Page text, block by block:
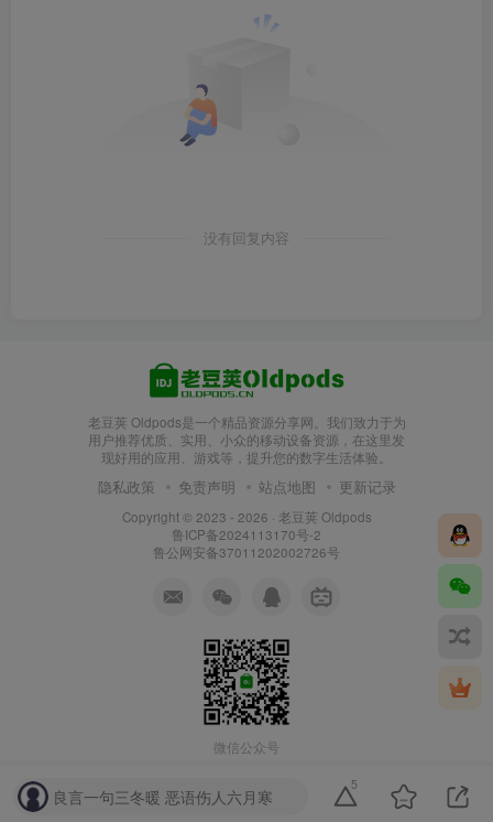
没有回复内容
老豆荚 Oldpods是一个精品资源分享网。我们致力于为
用户推荐优质、实用、小众的移动设备资源，在这里发
现好用的应用、游戏等，提升您的数字生活体验。
隐私政策 免责声明 站点地图 更新记录
Copyright © 2023 - 2026 · 老豆荚 Oldpods
鲁ICP备2024113170号-2
鲁公网安备37011202002726号
微信公众号
良言一句三冬暖 恶语伤人六月寒
5